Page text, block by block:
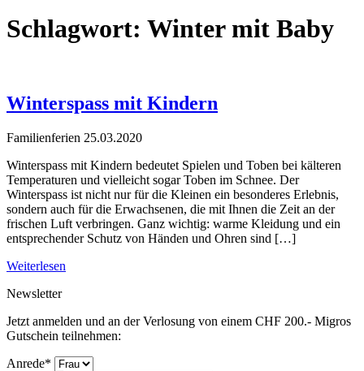
Schlagwort: Winter mit Baby
Winterspass mit Kindern
Familienferien 25.03.2020
Winterspass mit Kindern bedeutet Spielen und Toben bei kälteren
Temperaturen und vielleicht sogar Toben im Schnee. Der
Winterspass ist nicht nur für die Kleinen ein besonderes Erlebnis,
sondern auch für die Erwachsenen, die mit Ihnen die Zeit an der
frischen Luft verbringen. Ganz wichtig: warme Kleidung und ein
entsprechender Schutz von Händen und Ohren sind […]
Weiterlesen
Newsletter
Jetzt anmelden und an der Verlosung von einem CHF 200.- Migros
Gutschein teilnehmen:
Anrede*